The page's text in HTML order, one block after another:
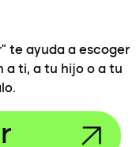
te ayuda a escoger
a ti, a tu hijo o a tu